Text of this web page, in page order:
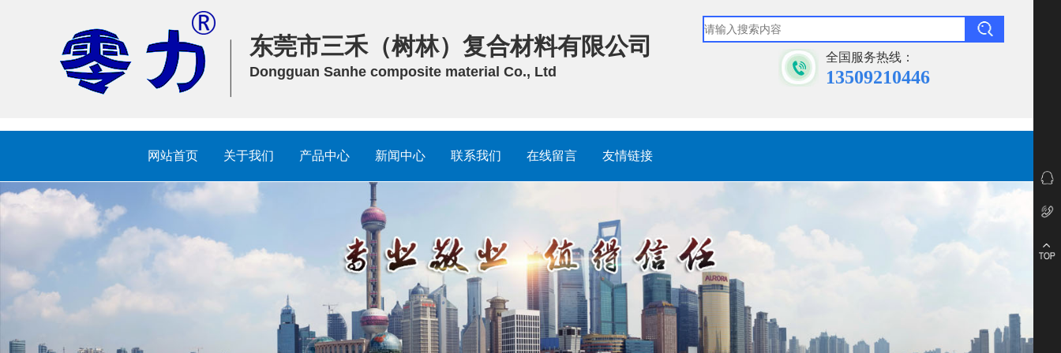
东莞市三禾（树林）复合材料有限公司 全国服务热线：
13509210446
Dongguan Sanhe composite material Co., Ltd
网站首页 关于我们 产品中心 新闻中心 联系我们 在线留言 友情链接